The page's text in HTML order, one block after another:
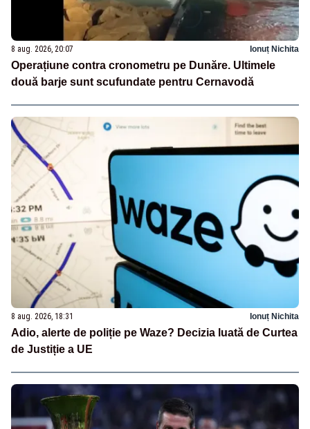
8 aug. 2026, 20:07 Ionuț Nichita
Operațiune contra cronometru pe Dunăre. Ultimele
două barje sunt scufundate pentru Cernavodă
8 aug. 2026, 18:31 Ionuț Nichita
Adio, alerte de poliție pe Waze? Decizia luată de Curtea
de Justiție a UE